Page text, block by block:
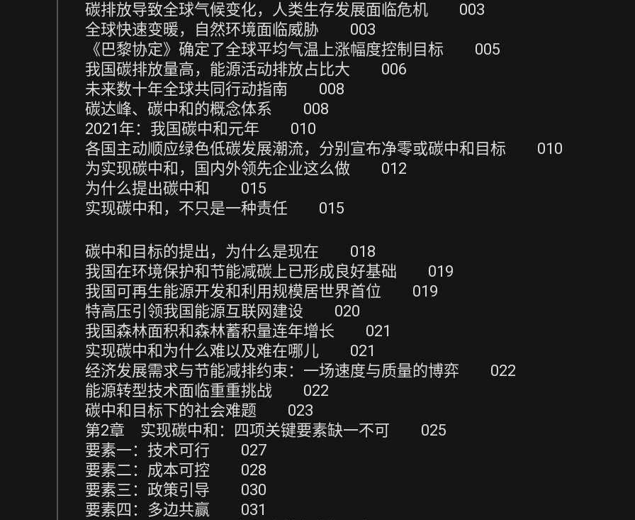
碳排放导致全球气候变化，人类生存发展面临危机 003
全球快速变暖，自然环境面临威胁 003
《巴黎协定》确定了全球平均气温上涨幅度控制目标 005
我国碳排放量高，能源活动排放占比大 006
未来数十年全球共同行动指南 008
碳达峰、碳中和的概念体系 008
2021年：我国碳中和元年 010
各国主动顺应绿色低碳发展潮流，分别宣布净零或碳中和目标 010
为实现碳中和，国内外领先企业这么做 012
为什么提出碳中和 015
实现碳中和，不只是一种责任 015
碳中和目标的提出，为什么是现在 018
我国在环境保护和节能减碳上已形成良好基础 019
我国可再生能源开发和利用规模居世界首位 019
特高压引领我国能源互联网建设 020
我国森林面积和森林蓄积量连年增长 021
实现碳中和为什么难以及难在哪儿 021
经济发展需求与节能减排约束：一场速度与质量的博弈 022
能源转型技术面临重重挑战 022
碳中和目标下的社会难题 023
第2章 实现碳中和：四项关键要素缺一不可 025
要素一：技术可行 027
要素二：成本可控 028
要素三：政策引导 030
要素四：多边共赢 031